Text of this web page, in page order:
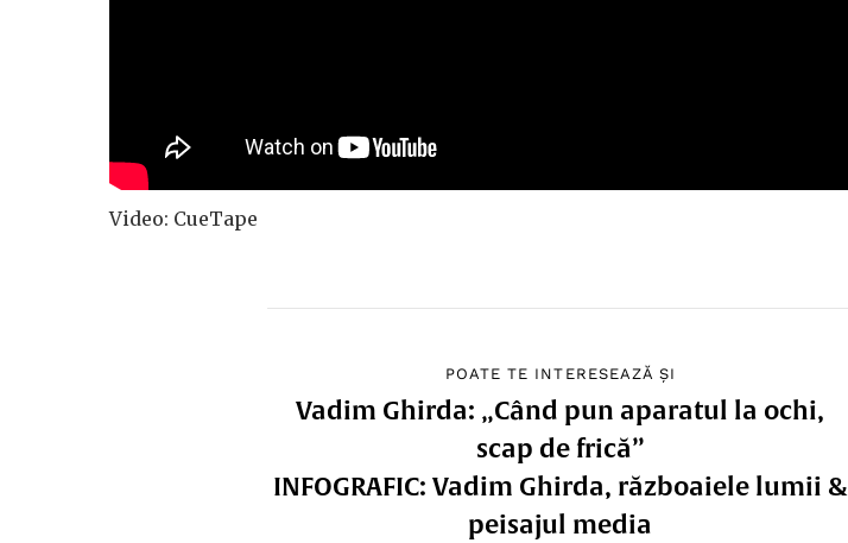
Video: CueTape
POATE TE INTERESEAZĂ ȘI
Vadim Ghirda: „Când pun aparatul la ochi,
scap de frică”
INFOGRAFIC: Vadim Ghirda, războaiele lumii &
peisajul media